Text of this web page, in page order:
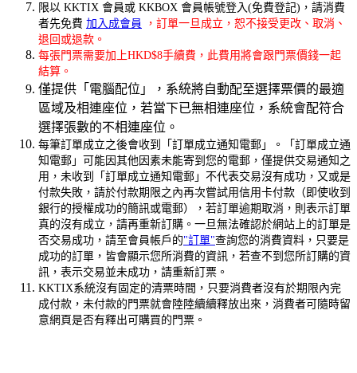
限以 KKTIX 會員或 KKBOX 會員帳號登入(免費登記)，請消費
者先免費 加入成會員
，訂單一旦成立，恕不接受更改、取消、
退回或退款。
每張門票需要加上HKD$8手續費，此費用將會跟門票價錢一起
結算。
僅提供「電腦配位」，系統將自動配至選擇票價的最適
區域及相連座位，若當下已無相連座位，系統會配符合
選擇張數的不相連座位。
每筆訂單成立之後會收到「訂單成立通知電郵」。「訂單成立通
知電郵」可能因其他因素未能寄到您的電郵，僅提供交易通知之
用，未收到「訂單成立通知電郵」不代表交易沒有成功，又或是
付款失敗，請於付款期限之內再次嘗試用信用卡付款（即使收到
銀行的授權成功的簡訊或電郵），若訂單逾期取消，則表示訂單
真的沒有成立，請再重新訂購。一旦無法確認於網站上的訂單是
否交易成功，請至會員帳戶的"訂單"查詢您的消費資料，只要是
成功的訂單，皆會顯示您所消費的資訊，若查不到您所訂購的資
訊，表示交易並未成功，請重新訂票。
KKTIX系統沒有固定的清票時間，只要消費者沒有於期限內完
成付款，未付款的門票就會陸陸續續釋放出來，消費者可隨時留
意網頁是否有釋出可購買的門票。